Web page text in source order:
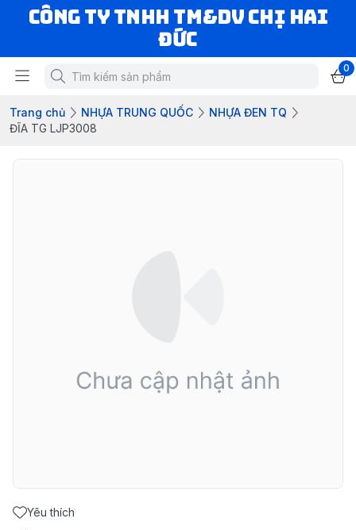
CÔNG TY TNHH TM&DV CHỊ HAI
ĐỨC
0
Trang chủ NHỰA TRUNG QUỐC
NHỰA ĐEN TQ
ĐĨA TG LJP3008
Yêu thích